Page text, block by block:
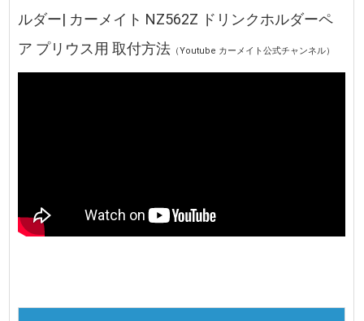
ルダー| カーメイト NZ562Z ドリンクホルダーペ
ア プリウス用 取付方法 （Youtube カーメイト公式チャンネル）